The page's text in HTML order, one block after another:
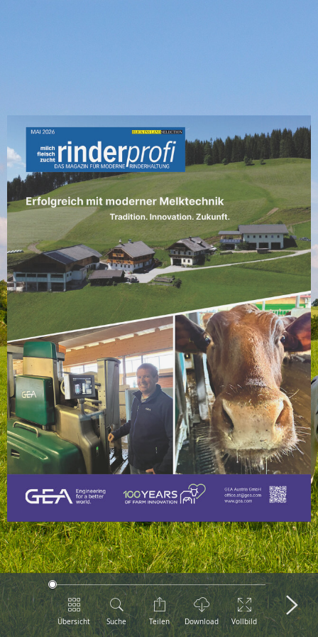
Übersicht Suche Teilen Download Vollbild